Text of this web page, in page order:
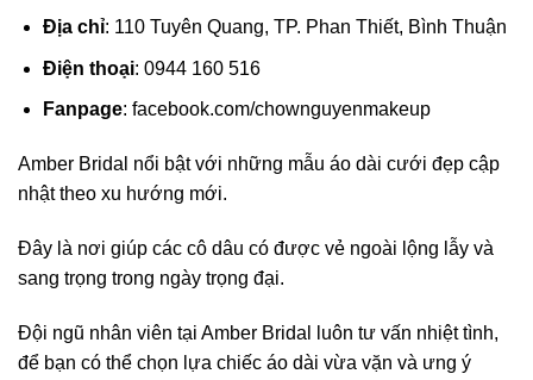
Địa chỉ: 110 Tuyên Quang, TP. Phan Thiết, Bình Thuận
Điện thoại: 0944 160 516
Fanpage: facebook.com/chownguyenmakeup
Amber Bridal nổi bật với những mẫu áo dài cưới đẹp cập
nhật theo xu hướng mới.
Đây là nơi giúp các cô dâu có được vẻ ngoài lộng lẫy và
sang trọng trong ngày trọng đại.
Đội ngũ nhân viên tại Amber Bridal luôn tư vấn nhiệt tình,
để bạn có thể chọn lựa chiếc áo dài vừa vặn và ưng ý